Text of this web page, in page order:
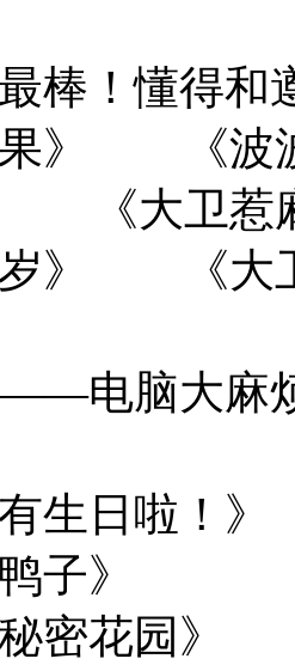
最棒！懂得
》 《波波
《大卫
岁》 《
熊——
有生日啦
子》
秘密花园